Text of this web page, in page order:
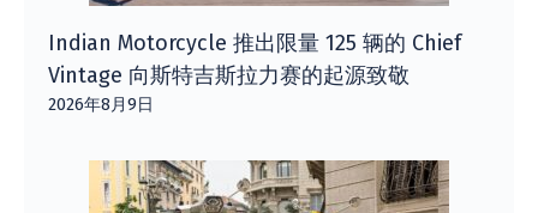
Indian Motorcycle 推出限量 125 辆的 Chief
Vintage 向斯特吉斯拉力赛的起源致敬
2026年8月9日